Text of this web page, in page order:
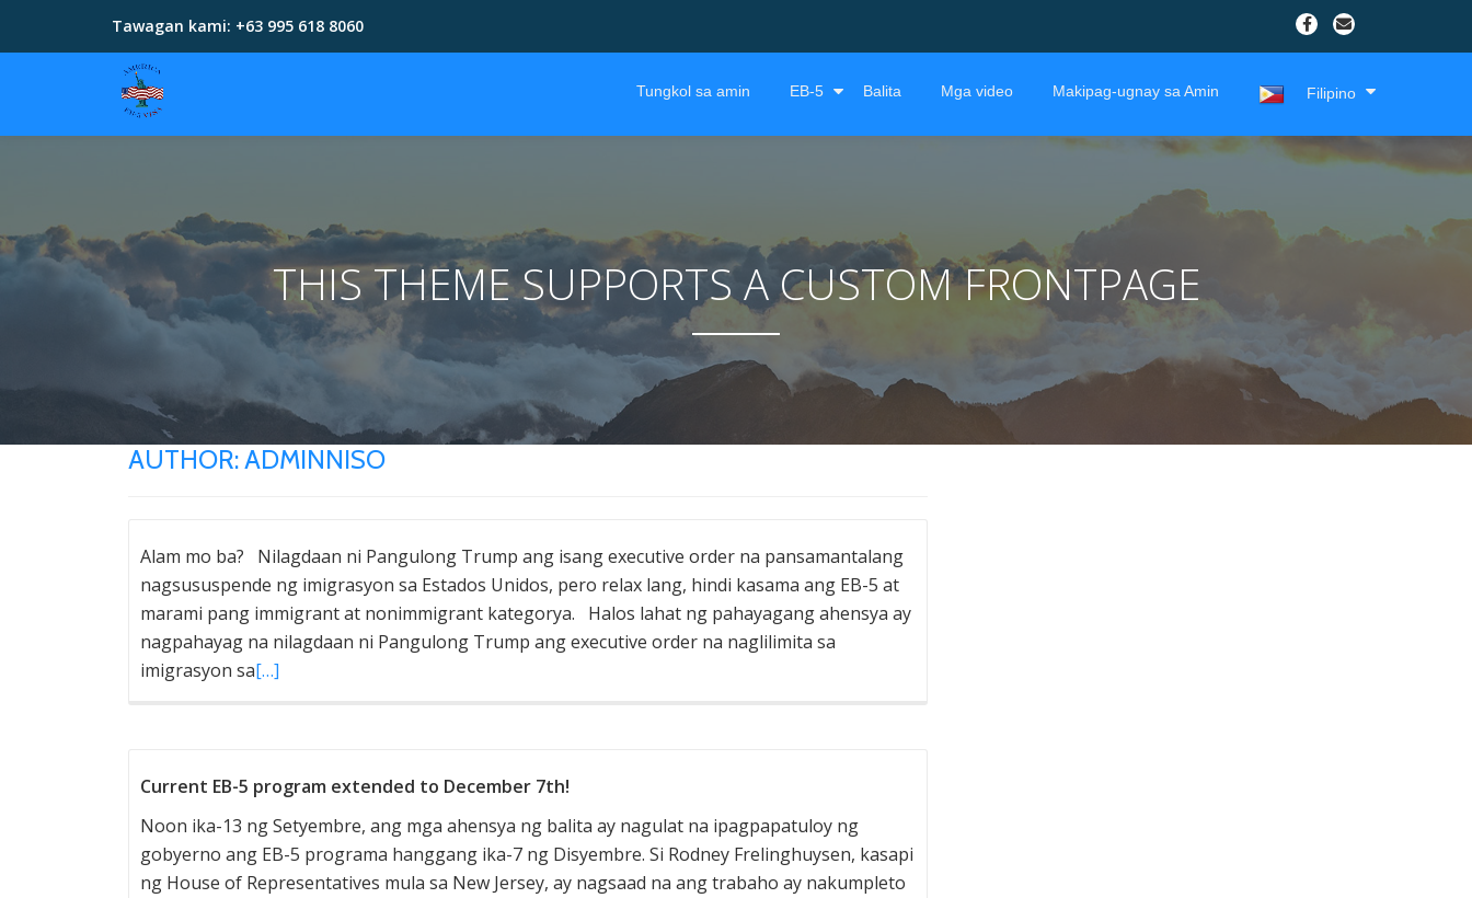
Skip
Tawagan kami: +63 995 618 8060
Tungkol sa amin EB-5 Balita Mga video Makipag-ugnay sa Amin Filipino
THIS THEME SUPPORTS A CUSTOM FRONTPAGE
AUTHOR:ADMINNISO
Alam mo ba? Nilagdaan ni Pangulong Trump ang isang executive order na pansamantalang
nagsususpende ng imigrasyon sa Estados Unidos, pero relax lang, hindi kasama ang EB-5 at
marami pang immigrant at nonimmigrant kategorya. Halos lahat ng pahayagang ahensya ay
nagpahayag na nilagdaan ni Pangulong Trump ang executive order na naglilimita sa
imigrasyon sa[…]
Current EB-5 program extended to December 7th!
Noon ika-13 ng Setyembre, ang mga ahensya ng balita ay nagulat na ipagpapatuloy ng
gobyerno ang EB-5 programa hanggang ika-7 ng Disyembre. Si Rodney Frelinghuysen, kasapi
ng House of Representatives mula sa New Jersey, ay nagsaad na ang trabaho ay nakumpleto